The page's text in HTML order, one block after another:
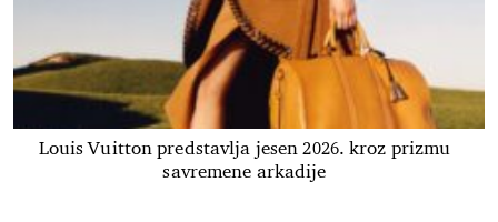
Louis Vuitton predstavlja jesen 2026. kroz prizmu
savremene arkadije